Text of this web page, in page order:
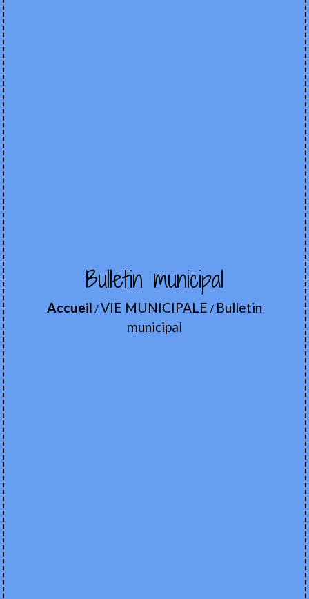
Bulletin municipal
Accueil /VIE MUNICIPALE / Bulletin
municipal